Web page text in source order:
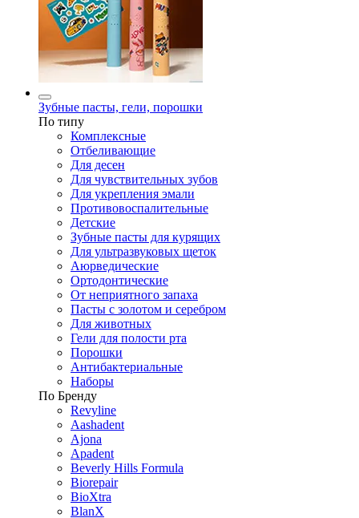
Зубные пасты, гели, порошки
По типу
Комплексные
Отбеливающие
Для десен
Для чувствительных зубов
Для укрепления эмали
Противовоспалительные
Детские
Зубные пасты для курящих
Для ультразвуковых щеток
Аюрведические
Ортодонтические
От неприятного запаха
Пасты с золотом и серебром
Для животных
Гели для полости рта
Порошки
Антибактериальные
Наборы
По Бренду
Revyline
Aashadent
Ajona
Apadent
Beverly Hills Formula
Biorepair
BioXtra
BlanX